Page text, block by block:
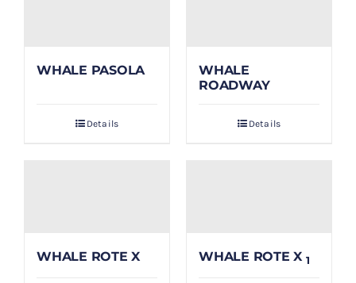
WHALE PASOLA
Details
WHALE
ROADWAY
Details
WHALE ROTE X WHALE ROTE X 1